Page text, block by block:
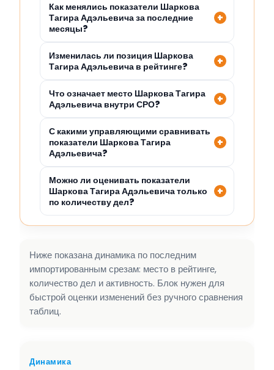
Как менялись показатели Шаркова
Тагира Адэльевича за последние
месяцы?
Изменилась ли позиция Шаркова
Тагира Адэльевича в рейтинге?
Что означает место Шаркова Тагира
Адэльевича внутри СРО?
С какими управляющими сравнивать
показатели Шаркова Тагира
Адэльевича?
Можно ли оценивать показатели
Шаркова Тагира Адэльевича только
по количеству дел?
Ниже показана динамика по последним
импортированным срезам: место в рейтинге,
количество дел и активность. Блок нужен для
быстрой оценки изменений без ручного сравнения
таблиц.
Динамика